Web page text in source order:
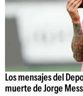
Los mensajes del
muerte de Jorge